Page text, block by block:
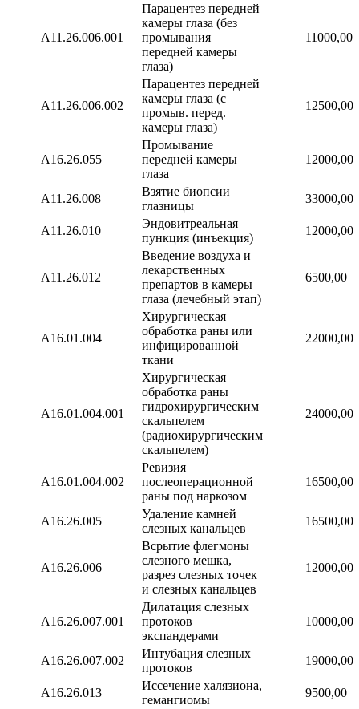
А11.26.006.001
Парацентез передней
камеры глаза (без
промывания
передней камеры
глаза)
11000,00
А11.26.006.002
Парацентез передней
камеры глаза (с
промыв. перед.
камеры глаза)
12500,00
А16.26.055
Промывание
передней камеры
глаза
12000,00
А11.26.008
Взятие биопсии
глазницы
33000,00
А11.26.010
Эндовитреальная
пункция (инъекция)
12000,00
А11.26.012
Введение воздуха и
лекарственных
препартов в камеры
глаза (лечебный этап)
6500,00
А16.01.004
Хирургическая
обработка раны или
инфицированной
ткани
22000,00
А16.01.004.001
Хирургическая
обработка раны
гидрохирургическим
скальпелем
(радиохирургическим
скальпелем)
24000,00
А16.01.004.002
Ревизия
послеоперационной
раны под наркозом
16500,00
А16.26.005
Удаление камней
слезных канальцев
16500,00
А16.26.006
Всрытие флегмоны
слезного мешка,
разрез слезных точек
и слезных канальцев
12000,00
А16.26.007.001
Дилатация слезных
протоков
экспандерами
10000,00
А16.26.007.002
Интубация слезных
протоков
19000,00
А16.26.013
Иссечение халязиона,
гемангиомы
9500,00